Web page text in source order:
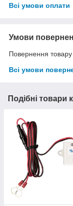
Всі умови оплати
Умови
Повернення
Всі умови
Подібні товари